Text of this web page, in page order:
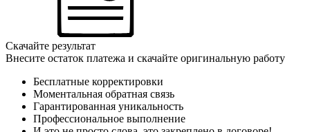
Скачайте результат
Внесите остаток платежа и скачайте оригинальную работу
Бесплатные корректировки
Моментальная обратная связь
Гарантированная уникальность
Профессиональное выполнение